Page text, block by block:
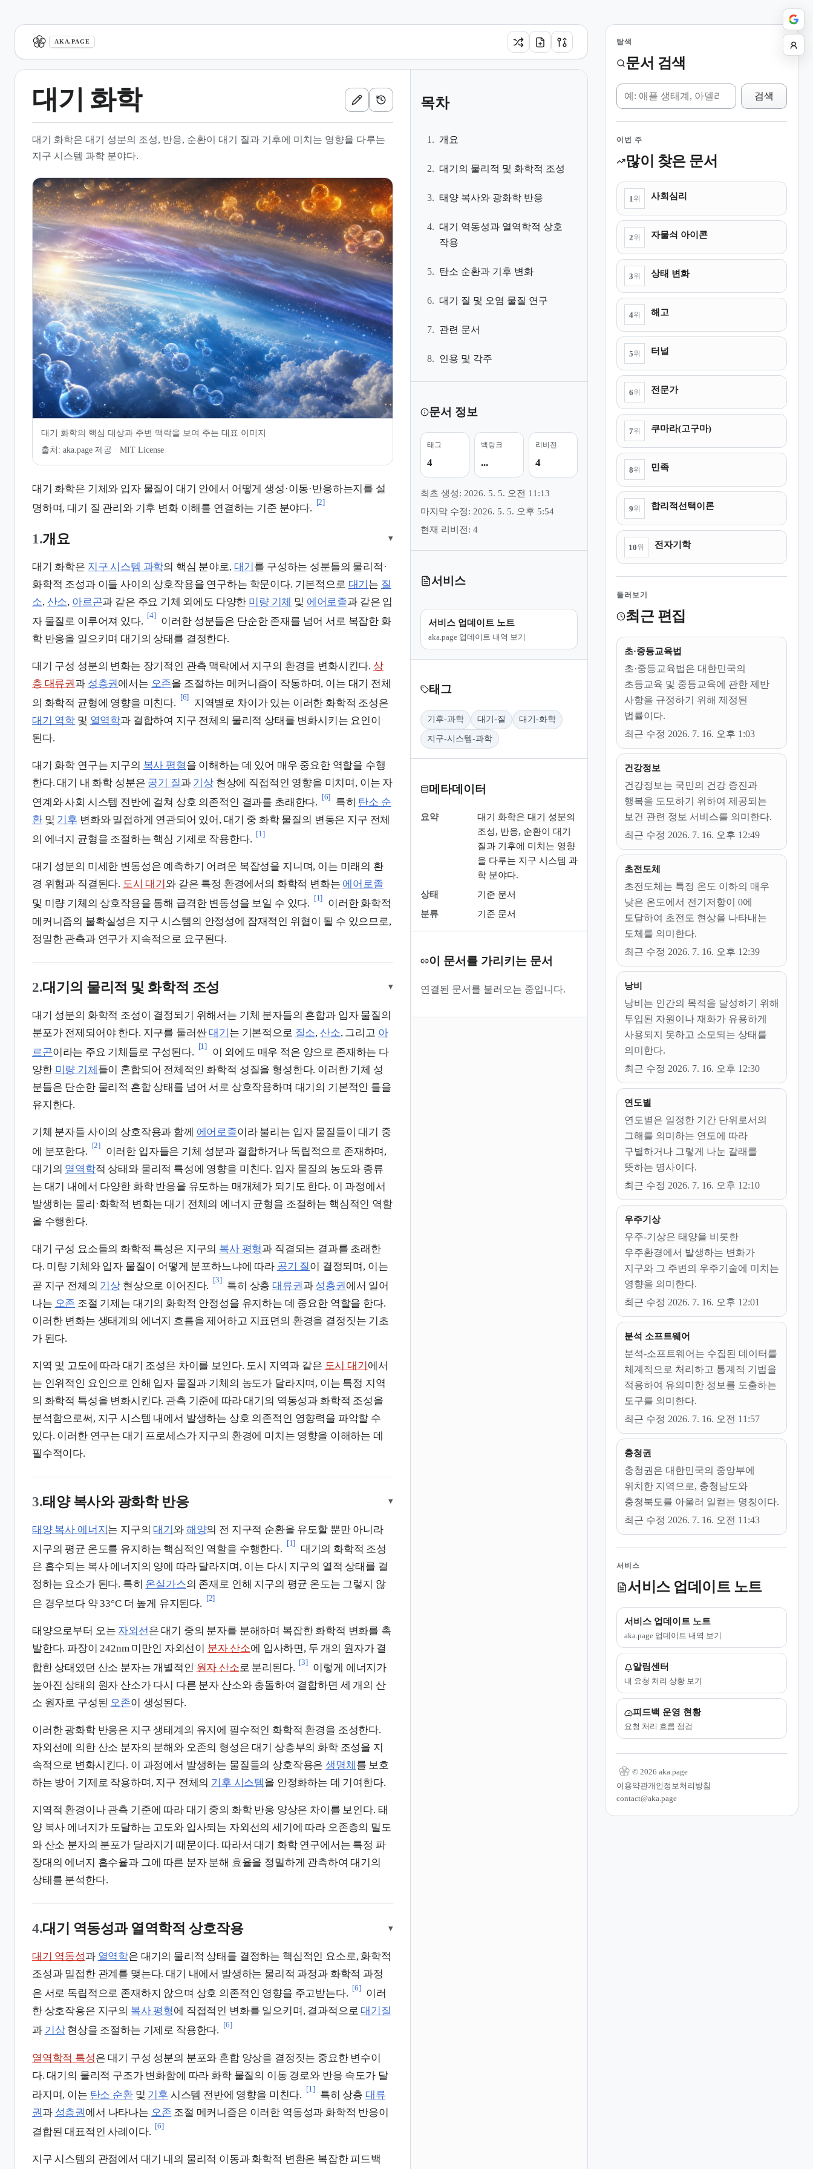
AKA.PAGE
대기 화학
대기 화학은 대기 성분의 조성, 반응, 순환이 대기 질과 기후에 미치는 영향을 다루는
지구 시스템 과학 분야다.
대기 화학의 핵심 대상과 주변 맥락을 보여 주는 대표 이미지
출처: aka.page 제공 · MIT License
대기 화학은 기체와 입자 물질이 대기 안에서 어떻게 생성·이동·반응하는지를 설
명하며, 대기 질 관리와 기후 변화 이해를 연결하는 기준 분야다.
[2]
1.개요 ▾
대기 화학은 지구 시스템 과학의 핵심 분야로, 대기 를 구성하는 성분들의 물리적·
화학적 조성과 이들 사이의 상호작용을 연구하는 학문이다. 기본적으로 대기 는 질
소, 산소, 아르곤과 같은 주요 기체 외에도 다양한 미량 기체 및 에어로졸과 같은 입
자 물질로 이루어져 있다.
[4]
이러한 성분들은 단순한 존재를 넘어 서로 복잡한 화
학 반응을 일으키며 대기의 상태를 결정한다.
대기 구성 성분의 변화는 장기적인 관측 맥락에서 지구의 환경을 변화시킨다. 상
층 대류권과 성층권 에서는 오존을 조절하는 메커니즘이 작동하며, 이는 대기 전체
의 화학적 균형에 영향을 미친다.
[6]
지역별로 차이가 있는 이러한 화학적 조성은
대기 역학 및 열역학과 결합하여 지구 전체의 물리적 상태를 변화시키는 요인이
된다.
대기 화학 연구는 지구의 복사 평형을 이해하는 데 있어 매우 중요한 역할을 수행
한다. 대기 내 화학 성분은 공기 질과 기상현상에 직접적인 영향을 미치며, 이는 자
연계와 사회 시스템 전반에 걸쳐 상호 의존적인 결과를 초래한다.
[6]
특히 탄소 순
환및 기후 변화와 밀접하게 연관되어 있어, 대기 중 화학 물질의 변동은 지구 전체
의 에너지 균형을 조절하는 핵심 기제로 작용한다.
[1]
대기 성분의 미세한 변동성은 예측하기 어려운 복잡성을 지니며, 이는 미래의 환
경 위험과 직결된다. 도시 대기 와 같은 특정 환경에서의 화학적 변화는 에어로졸
및 미량 기체의 상호작용을 통해 급격한 변동성을 보일 수 있다.
[1]
이러한 화학적
메커니즘의 불확실성은 지구 시스템의 안정성에 잠재적인 위협이 될 수 있으므로,
정밀한 관측과 연구가 지속적으로 요구된다.
2.대기의 물리적 및 화학적 조성 ▾
대기 성분의 화학적 조성이 결정되기 위해서는 기체 분자들의 혼합과 입자 물질의
분포가 전제되어야 한다. 지구를 둘러싼대기 는 기본적으로 질소, 산소, 그리고 아
르곤이라는 주요 기체들로 구성된다.
[1]
이 외에도 매우 적은 양으로 존재하는 다
양한 미량 기체 들이 혼합되어 전체적인 화학적 성질을 형성한다. 이러한 기체 성
분들은 단순한 물리적 혼합 상태를 넘어 서로 상호작용하며 대기의 기본적인 틀을
유지한다.
기체 분자들 사이의 상호작용과 함께 에어로졸이라 불리는 입자 물질들이 대기 중
에 분포한다.
[2]
이러한 입자들은 기체 성분과 결합하거나 독립적으로 존재하며,
대기의 열역학적 상태와 물리적 특성에 영향을 미친다. 입자 물질의 농도와 종류
는 대기 내에서 다양한 화학 반응을 유도하는 매개체가 되기도 한다. 이 과정에서
발생하는 물리·화학적 변화는 대기 전체의 에너지 균형을 조절하는 핵심적인 역할
을 수행한다.
대기 구성 요소들의 화학적 특성은 지구의 복사 평형과 직결되는 결과를 초래한
다. 미량 기체와 입자 물질이 어떻게 분포하느냐에 따라 공기 질이 결정되며, 이는
곧 지구 전체의 기상 현상으로 이어진다.
[3]
특히 상층대류권 과 성층권 에서 일어
나는 오존 조절 기제는 대기의 화학적 안정성을 유지하는 데 중요한 역할을 한다.
이러한 변화는 생태계의 에너지 흐름을 제어하고 지표면의 환경을 결정짓는 기초
가 된다.
지역 및 고도에 따라 대기 조성은 차이를 보인다. 도시 지역과 같은 도시 대기 에서
는 인위적인 요인으로 인해 입자 물질과 기체의 농도가 달라지며, 이는 특정 지역
의 화학적 특성을 변화시킨다. 관측 기준에 따라 대기의 역동성과 화학적 조성을
분석함으로써, 지구 시스템 내에서 발생하는 상호 의존적인 영향력을 파악할 수
있다. 이러한 연구는 대기 프로세스가 지구의 환경에 미치는 영향을 이해하는 데
필수적이다.
3.태양 복사와 광화학 반응 ▾
태양 복사 에너지는 지구의대기 와 해양의 전 지구적 순환을 유도할 뿐만 아니라
지구의 평균 온도를 유지하는 핵심적인 역할을 수행한다.
[1]
대기의 화학적 조성
은 흡수되는 복사 에너지의 양에 따라 달라지며, 이는 다시 지구의 열적 상태를 결
정하는 요소가 된다. 특히 온실가스의 존재로 인해 지구의 평균 온도는 그렇지 않
은 경우보다 약 33°C 더 높게 유지된다.
[2]
태양으로부터 오는 자외선은 대기 중의 분자를 분해하며 복잡한 화학적 변화를 촉
발한다. 파장이 242nm 미만인 자외선이 분자 산소에 입사하면, 두 개의 원자가 결
합한 상태였던 산소 분자는 개별적인 원자 산소로 분리된다.
[3]
이렇게 에너지가
높아진 상태의 원자 산소가 다시 다른 분자 산소와 충돌하여 결합하면 세 개의 산
소 원자로 구성된 오존이 생성된다.
이러한 광화학 반응은 지구 생태계의 유지에 필수적인 화학적 환경을 조성한다.
자외선에 의한 산소 분자의 분해와 오존의 형성은 대기 상층부의 화학 조성을 지
속적으로 변화시킨다. 이 과정에서 발생하는 물질들의 상호작용은생명체 를 보호
하는 방어 기제로 작용하며, 지구 전체의 기후 시스템을 안정화하는 데 기여한다.
지역적 환경이나 관측 기준에 따라 대기 중의 화학 반응 양상은 차이를 보인다. 태
양 복사 에너지가 도달하는 고도와 입사되는 자외선의 세기에 따라 오존층의 밀도
와 산소 분자의 분포가 달라지기 때문이다. 따라서 대기 화학 연구에서는 특정 파
장대의 에너지 흡수율과 그에 따른 분자 분해 효율을 정밀하게 관측하여 대기의
상태를 분석한다.
4.대기 역동성과 열역학적 상호작용 ▾
대기 역동성과 열역학은 대기의 물리적 상태를 결정하는 핵심적인 요소로, 화학적
조성과 밀접한 관계를 맺는다. 대기 내에서 발생하는 물리적 과정과 화학적 과정
은 서로 독립적으로 존재하지 않으며 상호 의존적인 영향을 주고받는다.
[6]
이러
한 상호작용은 지구의 복사 평형에 직접적인 변화를 일으키며, 결과적으로대기질
과 기상현상을 조절하는 기제로 작용한다.
[6]
열역학적 특성은 대기 구성 성분의 분포와 혼합 양상을 결정짓는 중요한 변수이
다. 대기의 물리적 구조가 변화함에 따라 화학 물질의 이동 경로와 반응 속도가 달
라지며, 이는 탄소 순환및 기후 시스템 전반에 영향을 미친다.
[1]
특히 상층 대류
권 과 성층권 에서 나타나는 오존 조절 메커니즘은 이러한 역동성과 화학적 반응이
결합된 대표적인 사례이다.
[6]
지구 시스템의 관점에서 대기 내의 물리적 이동과 화학적 변환은 복잡한 피드백
목차
1. 개요
2. 대기의 물리적 및 화학적 조성
3. 태양 복사와 광화학 반응
4. 대기 역동성과 열역학적 상호
작용
5. 탄소 순환과 기후 변화
6. 대기 질 및 오염 물질 연구
7. 관련 문서
8. 인용 및 각주
문서 정보
태그
4
백링크
...
리비전
4
최초 생성: 2026. 5. 5. 오전 11:13
마지막 수정: 2026. 5. 5. 오후 5:54
현재 리비전: 4
서비스
서비스 업데이트 노트
aka.page 업데이트 내역 보기
태그
기후-과학 대기-질 대기-화학
지구-시스템-과학
메타데이터
요약
대기 화학은 대기 성분의
조성, 반응, 순환이 대기
질과 기후에 미치는 영향
을 다루는 지구 시스템 과
학 분야다.
상태
기준 문서
분류
기준 문서
이 문서를 가리키는 문서
연결된 문서를 불러오는 중입니다.
개요
대기의 물리적 및 화학적 조성
태양 복사와 광화학 반응
대기 역동성과 열역학적 상호
작용
탄소 순환과 기후 변화
대기 질 및 오염 물질 연구
관련 문서
인용 및 각주
탐색
문서 검색
위키 검색
검색
이번 주
많이 찾은 문서
1 위 사회심리
2위 자물쇠 아이콘
3위 상태 변화
4위 해고
5위 터널
6위 전문가
7위 쿠마라(고구마)
8위 민족
9위 합리적선택이론
10위 전자기학
둘러보기
최근 편집
초·중등교육법
초·중등교육법은 대한민국의
초등교육 및 중등교육에 관한 제반
사항을 규정하기 위해 제정된
법률이다.
최근 수정 2026. 7. 16. 오후 1:03
건강정보
건강정보는 국민의 건강 증진과
행복을 도모하기 위하여 제공되는
보건 관련 정보 서비스를 의미한다.
최근 수정 2026. 7. 16. 오후 12:49
초전도체
초전도체는 특정 온도 이하의 매우
낮은 온도에서 전기저항이 0에
도달하여 초전도 현상을 나타내는
도체를 의미한다.
최근 수정 2026. 7. 16. 오후 12:39
낭비
낭비는 인간의 목적을 달성하기 위해
투입된 자원이나 재화가 유용하게
사용되지 못하고 소모되는 상태를
의미한다.
최근 수정 2026. 7. 16. 오후 12:30
연도별
연도별은 일정한 기간 단위로서의
그해를 의미하는 연도에 따라
구별하거나 그렇게 나눈 갈래를
뜻하는 명사이다.
최근 수정 2026. 7. 16. 오후 12:10
우주기상
우주-기상은 태양을 비롯한
우주환경에서 발생하는 변화가
지구와 그 주변의 우주기술에 미치는
영향을 의미한다.
최근 수정 2026. 7. 16. 오후 12:01
분석 소프트웨어
분석-소프트웨어는 수집된 데이터를
체계적으로 처리하고 통계적 기법을
적용하여 유의미한 정보를 도출하는
도구를 의미한다.
최근 수정 2026. 7. 16. 오전 11:57
충청권
충청권은 대한민국의 중앙부에
위치한 지역으로, 충청남도와
충청북도를 아울러 일컫는 명칭이다.
최근 수정 2026. 7. 16. 오전 11:43
서비스
서비스 업데이트 노트
서비스 업데이트 노트
aka.page 업데이트 내역 보기
알림센터
내 요청 처리 상황 보기
피드백 운영 현황
요청 처리 흐름 점검
© 2026 aka.page
이용약관개인정보처리방침
contact@aka.page